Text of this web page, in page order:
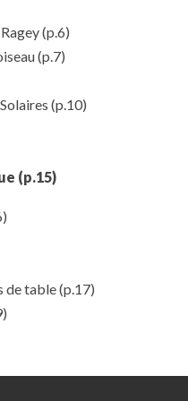
(p.6)
(p.7)
(p.10)
(p.15)
de table(p.17)